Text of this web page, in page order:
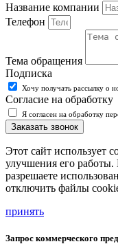
Название компании
Телефон
Тема обращения
Подписка
Хочу получать рассылку о
Согласие на обработку
Я согласен на обработку
Заказать звонок
Этот сайт использует
улучшения его
разрешаете
отключить файлы
принять
Запрос коммерческого